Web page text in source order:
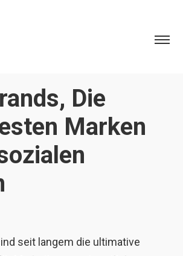
Die
Marken
seit langem die ultimative